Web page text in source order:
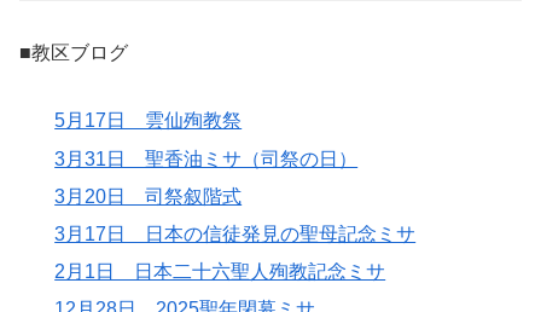
■教区ブログ
5月17日 雲仙殉教祭
3月31日 聖香油ミサ（司祭の日）
3月20日 司祭叙階式
3月17日 日本の信徒発見の聖母記念ミサ
2月1日 日本二十六聖人殉教記念ミサ